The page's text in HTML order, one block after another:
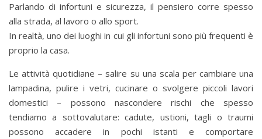
Parlando di infortuni e sicurezza, il pensiero corre spesso
alla strada, al lavoro o allo sport.
In realtà, uno dei luoghi in cui gli infortuni sono più frequenti è
proprio la casa.
Le attività quotidiane – salire su una scala per cambiare una
lampadina, pulire i vetri, cucinare o svolgere piccoli lavori
domestici – possono nascondere rischi che spesso
tendiamo a sottovalutare: cadute, ustioni, tagli o traumi
possono accadere in pochi istanti e comportare